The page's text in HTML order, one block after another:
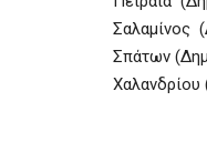
Σαλαμίνος
Σπάτων